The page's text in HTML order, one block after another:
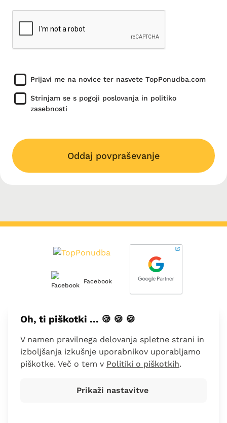
Prijavi me na novice ter nasvete TopPonudba.com
Strinjam se s pogoji poslovanja in politiko
zasebnosti
Oddaj povpraševanje
Facebook
O nas
Kontakt
Dodajte svoje podjetje
Oh, ti piškotki ... 🍪 🍪 🍪
V namen pravilnega delovanja spletne strani in
izboljšanja izkušnje uporabnikov uporabljamo
piškotke. Več o tem v Politiki o piškotkih.
Prikaži nastavitve